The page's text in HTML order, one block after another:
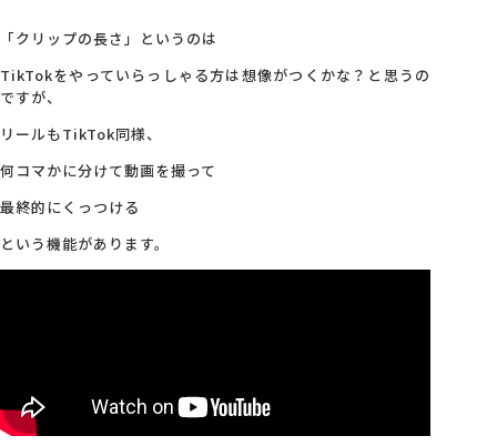
「クリップの長さ」というのは
TikTokをやっていらっしゃる方は想像がつくかな？と思うの
ですが、
リールもTikTok同様、
何コマかに分けて動画を撮って
最終的にくっつける
という機能があります。